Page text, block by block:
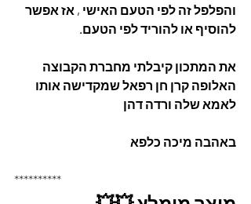
והפלפל זה לפי הטעם האישי , אז אפשר
להוסיף או להוריד לפי הטעם.
את המתכון קיבלתי מחברת הקבוצה
האלופה ‏קרן חן רפאל שמקדישה אותו
לאמא שלה ורדה דהן
באהבה מיכה כלפא
**********